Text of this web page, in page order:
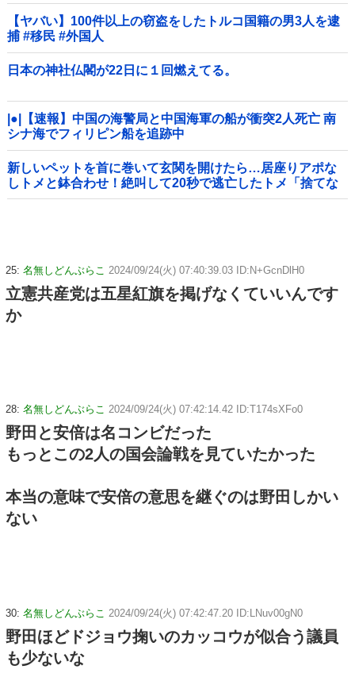
【ヤバい】100件以上の窃盗をしたトルコ国籍の男3人を逮
捕 #移民 #外国人
日本の神社仏閣が22日に１回燃えてる。
|●|【速報】中国の海警局と中国海軍の船が衝突2人死亡 南
シナ海でフィリピン船を追跡中
新しいペットを首に巻いて玄関を開けたら…居座りアポな
しトメと鉢合わせ！絶叫して20秒で逃亡したトメ「捨てな
いと二度と行ってあげない！」←もう来なくて大丈夫です
25: 名無しどんぶらこ 2024/09/24(火) 07:40:39.03 ID:N+GcnDlH0
立憲共産党は五星紅旗を掲げなくていいんです
か
28: 名無しどんぶらこ 2024/09/24(火) 07:42:14.42 ID:T174sXFo0
野田と安倍は名コンビだった
もっとこの2人の国会論戦を見ていたかった
本当の意味で安倍の意思を継ぐのは野田しかい
ない
30: 名無しどんぶらこ 2024/09/24(火) 07:42:47.20 ID:LNuv00gN0
野田ほどドジョウ掬いのカッコウが似合う議員
も少ないな